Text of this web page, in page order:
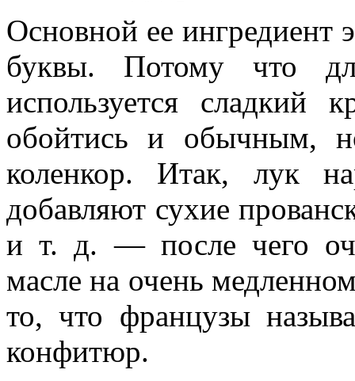
Основной ее
буквы. Потому что
используется
обойтись и обычным,
коленкор. Итак, лук
добавляют сухие
и т. д. — после чего
масле на очень
то, что французы
конфитюр.